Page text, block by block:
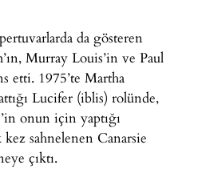
da gösteren
Murray Louis’in ve Paul
etti. 1975’te Martha
Lucifer (iblis) rolünde,
onun için yaptığı
sahnelenen Canarsie
çıktı.